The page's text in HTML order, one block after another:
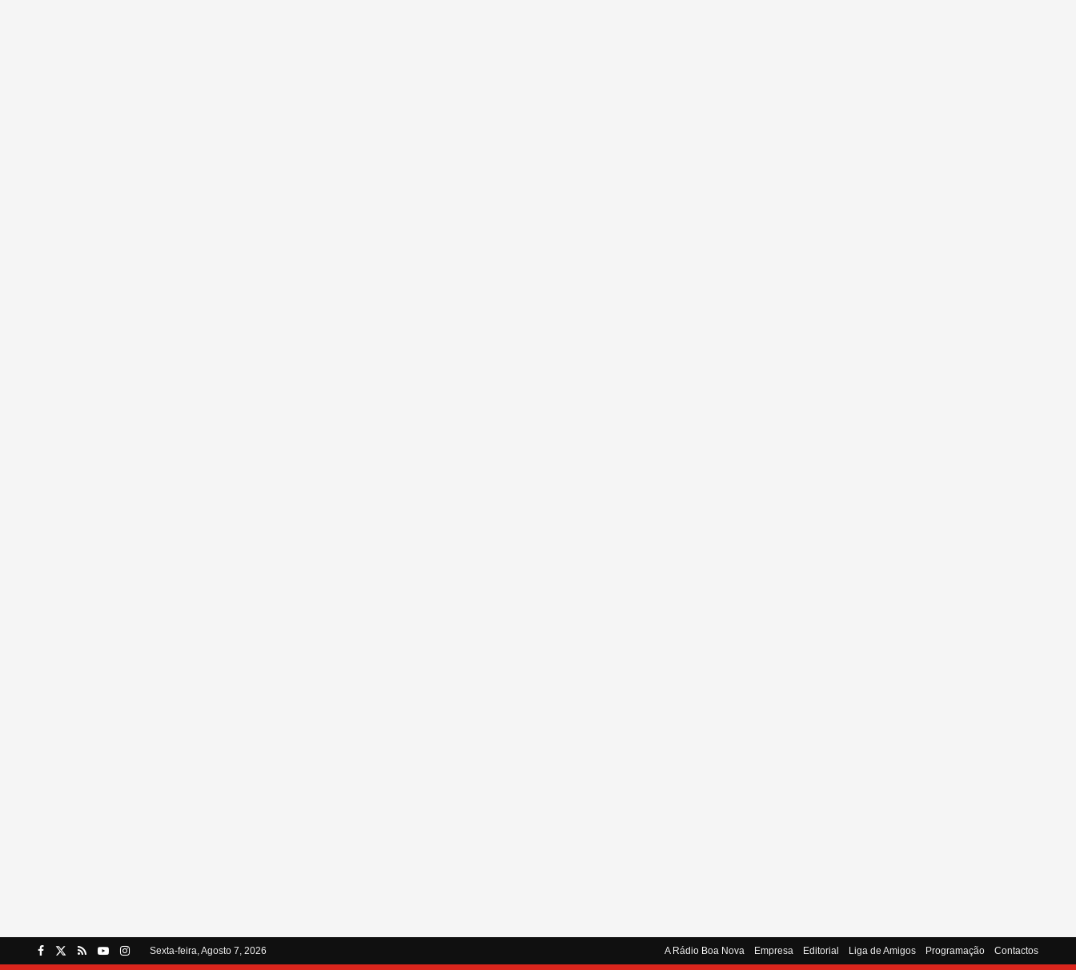
Sexta-feira, Agosto 7, 2026 A Rádio Boa Nova Empresa Editorial Liga de Amigos Programação Contactos